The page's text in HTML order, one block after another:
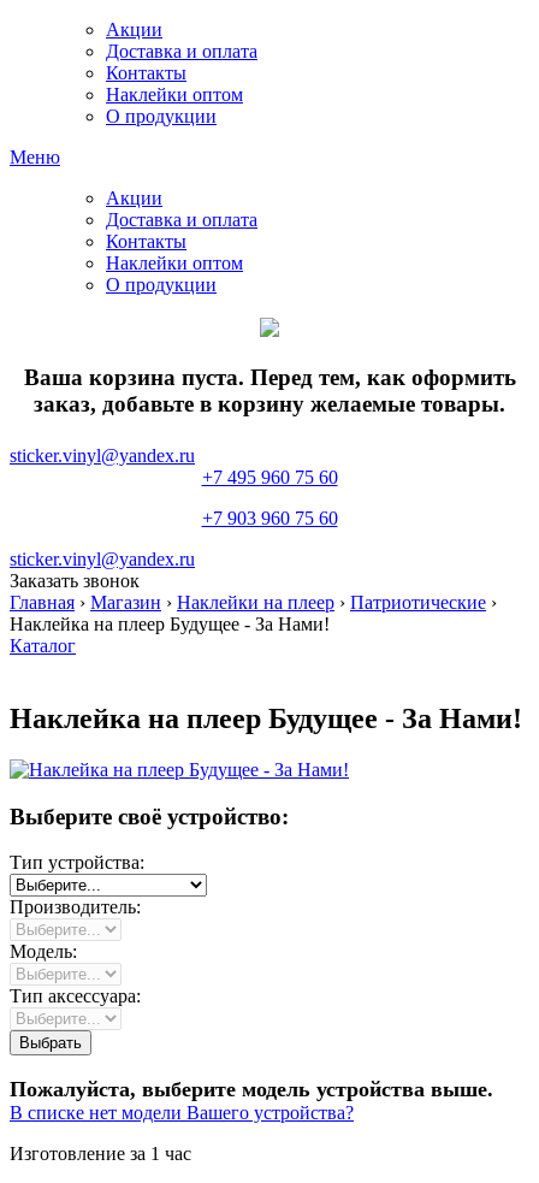
Акции
Доставка и оплата
Контакты
Наклейки оптом
О продукции
Меню
Акции
Доставка и оплата
Контакты
Наклейки оптом
О продукции
Ваша корзина пуста. Перед тем, как оформить
заказ, добавьте в корзину желаемые товары.
sticker.vinyl@yandex.ru
+7 495 960 75 60
+7 903 960 75 60
sticker.vinyl@yandex.ru
Заказать звонок
Главная › Магазин › Наклейки на плеер › Патриотические ›
Наклейка на плеер Будущее - За Нами!
Каталог
Наклейка на плеер Будущее - За Нами!
Выберите своё устройство:
Тип устройства:
Производитель:
Модель:
Тип аксессуара:
Пожалуйста, выберите модель устройства выше.
В списке нет модели Вашего устройства?
Изготовление за 1 час